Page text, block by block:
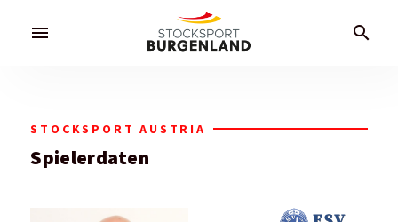
menu search
STOCKSPORT AUSTRIA
Spielerdaten